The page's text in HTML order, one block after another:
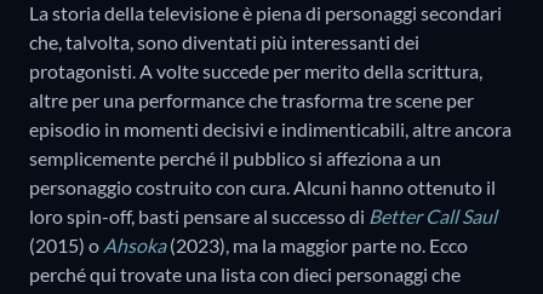
La storia della televisione è piena di personaggi secondari
che, talvolta, sono diventati più interessanti dei
protagonisti. A volte succede per merito della scrittura,
altre per una performance che trasforma tre scene per
episodio in momenti decisivi e indimenticabili, altre ancora
semplicemente perché il pubblico si affeziona a un
personaggio costruito con cura. Alcuni hanno ottenuto il
loro spin-off, basti pensare al successo di Better Call Saul
(2015) o Ahsoka(2023), ma la maggior parte no. Ecco
perché qui trovate una lista con dieci personaggi che